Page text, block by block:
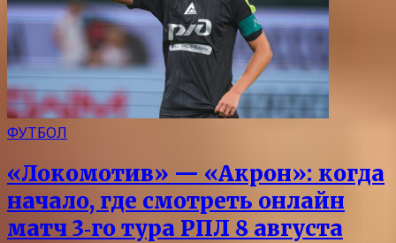
ФУТБОЛ
«Локомотив» — «Акрон»: когда
начало, где смотреть онлайн
матч 3‑го тура РПЛ 8 августа